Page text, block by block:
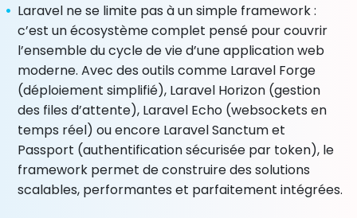
Laravel ne se limite pas à un simple framework :
c’est un écosystème complet pensé pour couvrir
l’ensemble du cycle de vie d’une application web
moderne. Avec des outils comme Laravel Forge
(déploiement simplifié), Laravel Horizon (gestion
des files d’attente), Laravel Echo (websockets en
temps réel) ou encore Laravel Sanctum et
Passport (authentification sécurisée par token), le
framework permet de construire des solutions
scalables, performantes et parfaitement intégrées.